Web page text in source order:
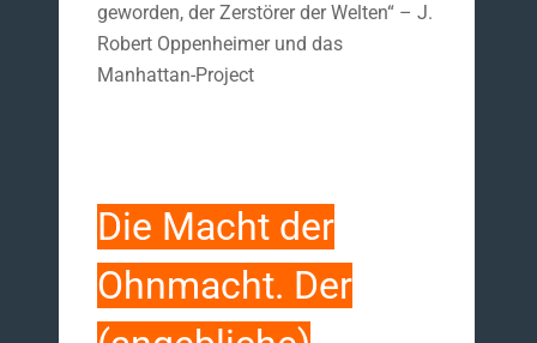
geworden, der Zerstörer der Welten“ – J.
Robert Oppenheimer und das
Manhattan-Project
Die Macht der
Ohnmacht. Der